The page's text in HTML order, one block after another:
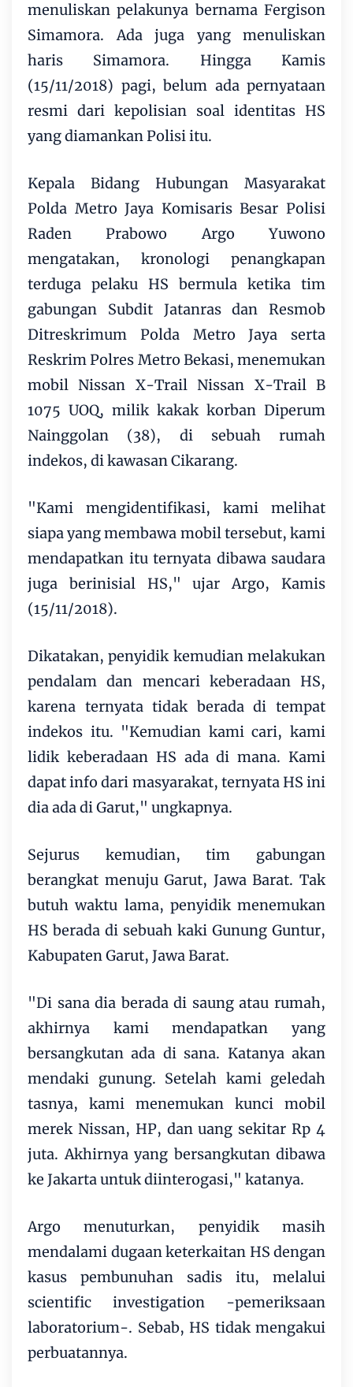
menuliskan pelakunya bernama Fergison
Simamora. Ada juga yang menuliskan
haris Simamora. Hingga Kamis
(15/11/2018) pagi, belum ada pernyataan
resmi dari kepolisian soal identitas HS
yang diamankan Polisi itu.
Kepala Bidang Hubungan Masyarakat
Polda Metro Jaya Komisaris Besar Polisi
Raden Prabowo Argo Yuwono
mengatakan, kronologi penangkapan
terduga pelaku HS bermula ketika tim
gabungan Subdit Jatanras dan Resmob
Ditreskrimum Polda Metro Jaya serta
Reskrim Polres Metro Bekasi, menemukan
mobil Nissan X-Trail Nissan X-Trail B
1075 UOQ, milik kakak korban Diperum
Nainggolan (38), di sebuah rumah
indekos, di kawasan Cikarang.
"Kami mengidentifikasi, kami melihat
siapa yang membawa mobil tersebut, kami
mendapatkan itu ternyata dibawa saudara
juga berinisial HS," ujar Argo, Kamis
(15/11/2018).
Dikatakan, penyidik kemudian melakukan
pendalam dan mencari keberadaan HS,
karena ternyata tidak berada di tempat
indekos itu. "Kemudian kami cari, kami
lidik keberadaan HS ada di mana. Kami
dapat info dari masyarakat, ternyata HS ini
dia ada di Garut," ungkapnya.
Sejurus kemudian, tim gabungan
berangkat menuju Garut, Jawa Barat. Tak
butuh waktu lama, penyidik menemukan
HS berada di sebuah kaki Gunung Guntur,
Kabupaten Garut, Jawa Barat.
"Di sana dia berada di saung atau rumah,
akhirnya kami mendapatkan yang
bersangkutan ada di sana. Katanya akan
mendaki gunung. Setelah kami geledah
tasnya, kami menemukan kunci mobil
merek Nissan, HP, dan uang sekitar Rp 4
juta. Akhirnya yang bersangkutan dibawa
ke Jakarta untuk diinterogasi," katanya.
Argo menuturkan, penyidik masih
mendalami dugaan keterkaitan HS dengan
kasus pembunuhan sadis itu, melalui
scientific investigation -pemeriksaan
laboratorium-. Sebab, HS tidak mengakui
perbuatannya.